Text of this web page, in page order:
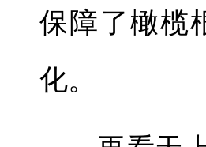
保障了橄榄
化。